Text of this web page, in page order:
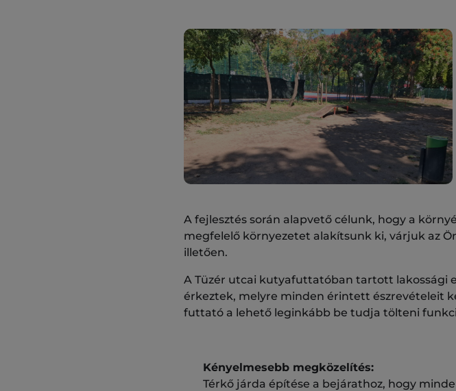
A fejlesztés során alapvető célunk, hogy a
megfelelő környezetet alakítsunk ki, várjuk az
illetően.
A Tüzér utcai kutyafuttatóban tartott lakossági
érkeztek, melyre minden érintett észrevételeit
futtató a lehető leginkább be tudja tölteni
Kényelmesebb megközelítés:
Térkő járda építése a bejárathoz, hogy